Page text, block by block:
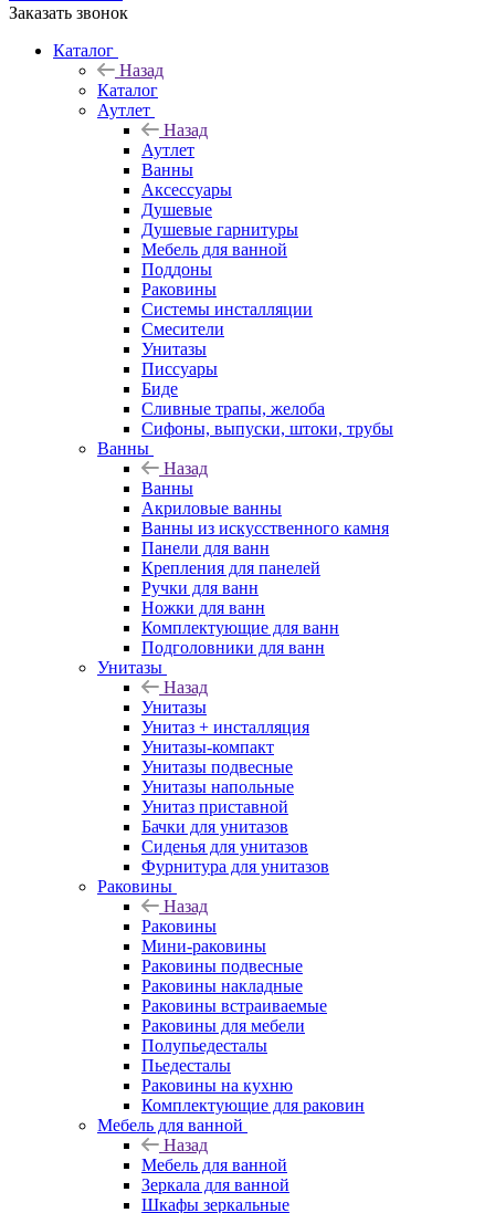
Заказать звонок
Каталог
Назад
Каталог
Аутлет
Назад
Аутлет
Ванны
Аксессуары
Душевые
Душевые гарнитуры
Мебель для ванной
Поддоны
Раковины
Системы инсталляции
Смесители
Унитазы
Писсуары
Биде
Сливные трапы, желоба
Сифоны, выпуски, штоки, трубы
Ванны
Назад
Ванны
Акриловые ванны
Ванны из искусственного камня
Панели для ванн
Крепления для панелей
Ручки для ванн
Ножки для ванн
Комплектующие для ванн
Подголовники для ванн
Унитазы
Назад
Унитазы
Унитаз + инсталляция
Унитазы-компакт
Унитазы подвесные
Унитазы напольные
Унитаз приставной
Бачки для унитазов
Сиденья для унитазов
Фурнитура для унитазов
Раковины
Назад
Раковины
Мини-раковины
Раковины подвесные
Раковины накладные
Раковины встраиваемые
Раковины для мебели
Полупьедесталы
Пьедесталы
Раковины на кухню
Комплектующие для раковин
Мебель для ванной
Назад
Мебель для ванной
Зеркала для ванной
Шкафы зеркальные